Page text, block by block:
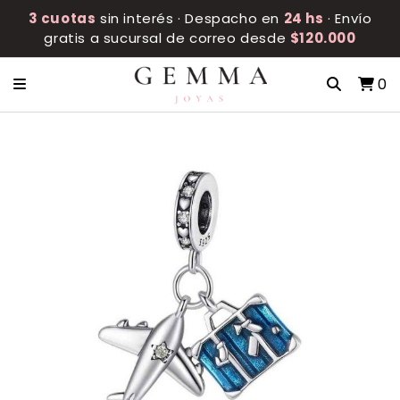
3 cuotas sin interés · Despacho en 24 hs · Envío
gratis a sucursal de correo desde $120.000
0